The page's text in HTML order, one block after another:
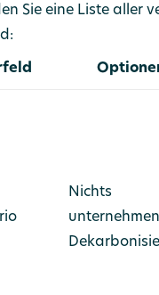
Sie eine Liste aller
Nichts